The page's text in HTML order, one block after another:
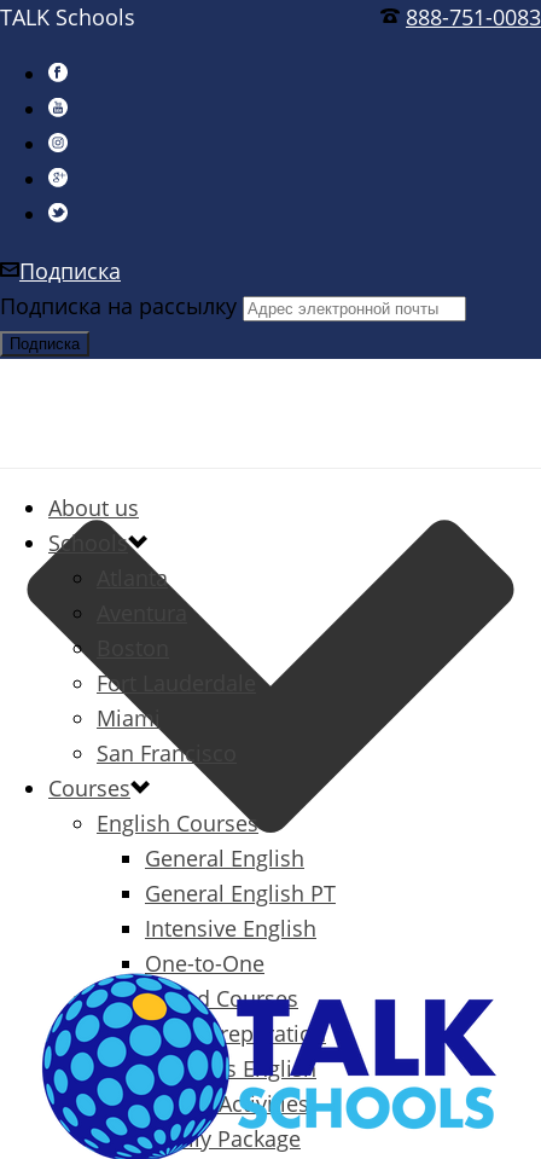
888-751-0083
TALK Schools
Подписка
Подписка на рассылку
About us
Schools
Atlanta
Aventura
Fort Lauderdale
Miami
San Francisco
Courses
English Courses
General English
General English PT
Intensive English
One-to-One
Specialized Courses
Exam Preparation
Business English
Packages & Activities
Family Package